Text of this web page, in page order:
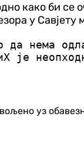
како би
у Савјету
да нема
је
уз